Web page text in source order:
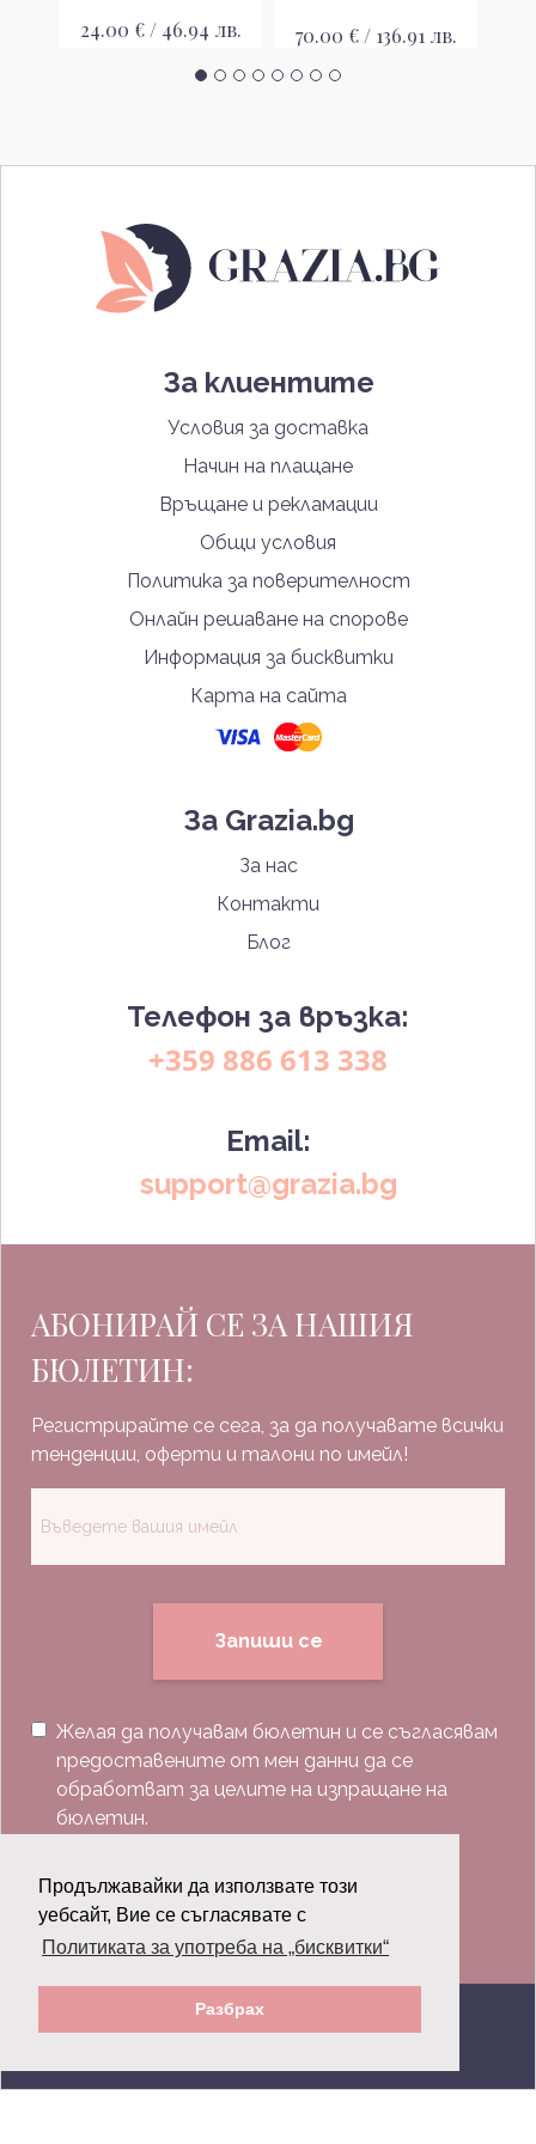
Продължавайки да използвате този
уебсайт, Вие се съгласявате с
Политиката за употреба на „бисквитки“
Разбрах
24.00 € / 46.94 лв. 70.00 € / 136.91 лв.
За клиентите
Условия за доставка
Начин на плащане
Връщане и рекламации
Общи условия
Политика за поверителност
Онлайн решаване на спорове
Информация за бисквитки
Карта на сайта
За Grazia.bg
За нас
Контакти
Блог
Телефон за връзка:
+359 886 613 338
Email:
support@grazia.bg
АБОНИРАЙ СЕ ЗА НАШИЯ
БЮЛЕТИН:
Регистрирайте се сега, за да получавате всички
тенденции, оферти и талони по имейл!
Запиши се
Желая да получавам бюлетин и се съгласявам
предоставените от мен данни да се
обработват за целите на изпращане на
бюлетин.
Последвай ни:
© 2026 Grazia.bg - Всички права запазени